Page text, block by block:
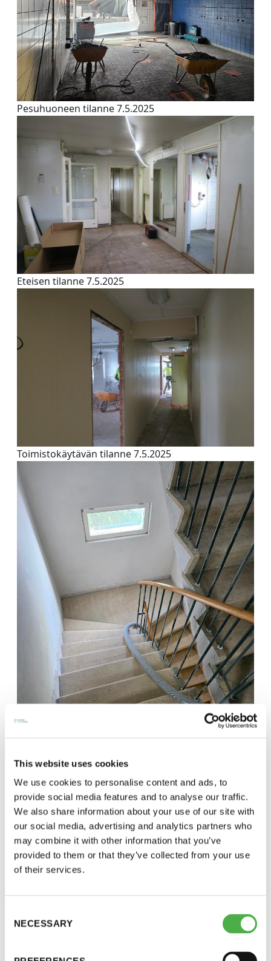
This website uses cookies
We use cookies to personalise content and ads, to
provide social media features and to analyse our traffic.
We also share information about your use of our site with
our social media, advertising and analytics partners who
may combine it with other information that you’ve
provided to them or that they’ve collected from your use
of their services.
Selection
NECESSARY
Pesuhuoneen tilanne 7.5.2025
Eteisen tilanne 7.5.2025
Toimistokäytävän tilanne 7.5.2025
Portaikko 19.5.2025